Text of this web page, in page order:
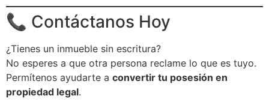
📞 Contáctanos Hoy
¿Tienes un inmueble sin escritura?
No esperes a que otra persona reclame lo que es tuyo.
Permítenos ayudarte a convertir tu posesión en
propiedad legal.